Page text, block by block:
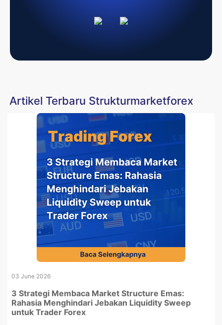
Artikel Terbaru Strukturmarketforex
03 June 2026
3 Strategi Membaca Market Structure Emas:
Rahasia Menghindari Jebakan Liquidity Sweep
untuk Trader Forex